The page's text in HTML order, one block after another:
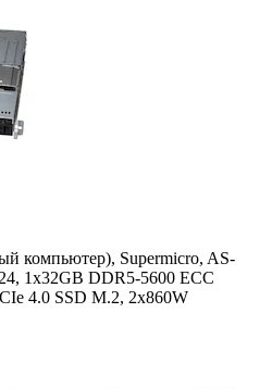
компьютер), Supermicro, AS-
1x32GB DDR5-5600 ECC
4.0 SSD M.2, 2x860W